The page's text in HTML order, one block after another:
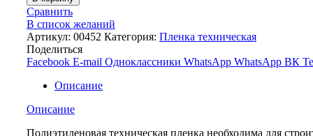
Сравнить
В список желаний
Артикул: 00452 Категория: Пленка техническая
Поделиться
Facebook E-mail Одноклассники WhatsApp WhatsApp ВК
Описание
Описание
Полиэтиленовая техническая пленка необходима для